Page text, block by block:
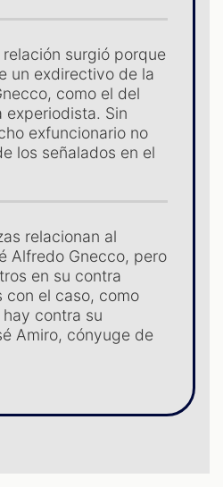
surgió porque
un exdirectivo de la
como el del
experiodista. Sin
exfuncionario no
los señalados en el
relacionan al
Alfredo Gnecco, pero
en su contra
con el caso, como
contra su
Amiro, cónyuge de